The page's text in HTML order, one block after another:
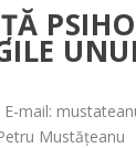
mail:
Mustățeanu